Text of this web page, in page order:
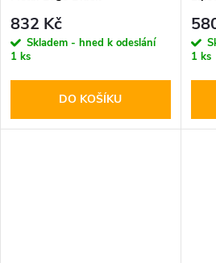
832 Kč
Skladem - hned k odeslání
1 ks
DO KOŠÍKU
1 ks